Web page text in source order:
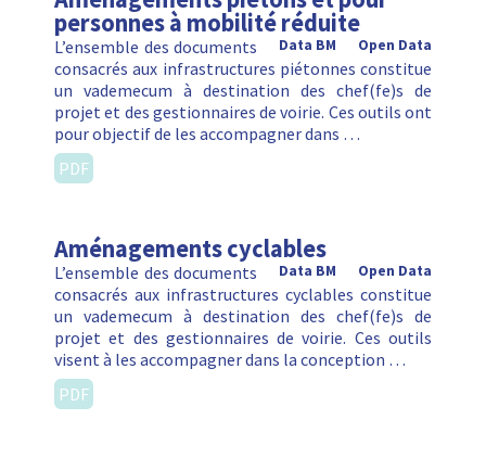
personnes à mobilité réduite
Open Data
Data BM
L’ensemble des documents
consacrés aux infrastructures piétonnes constitue
un vademecum à destination des chef(fe)s de
projet et des gestionnaires de voirie. Ces outils ont
pour objectif de les accompagner dans …
PDF
Aménagements cyclables
Open Data
Data BM
L’ensemble des documents
consacrés aux infrastructures cyclables constitue
un vademecum à destination des chef(fe)s de
projet et des gestionnaires de voirie. Ces outils
visent à les accompagner dans la conception …
PDF